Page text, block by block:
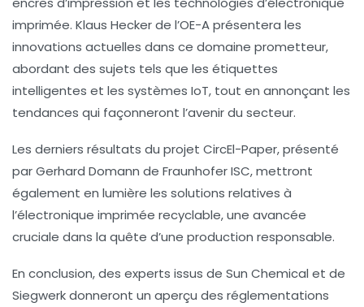
imprimée. Klaus Hecker de l’OE-A présentera les
innovations actuelles dans ce domaine prometteur,
abordant des sujets tels que les étiquettes
intelligentes et les systèmes IoT, tout en annonçant les
tendances qui façonneront l’avenir du secteur.
Les derniers résultats du projet CircEl-Paper, présenté
par Gerhard Domann de Fraunhofer ISC, mettront
également en lumière les solutions relatives à
l’électronique imprimée recyclable, une avancée
cruciale dans la quête d’une production responsable.
En conclusion, des experts issus de Sun Chemical et de
Siegwerk donneront un aperçu des réglementations